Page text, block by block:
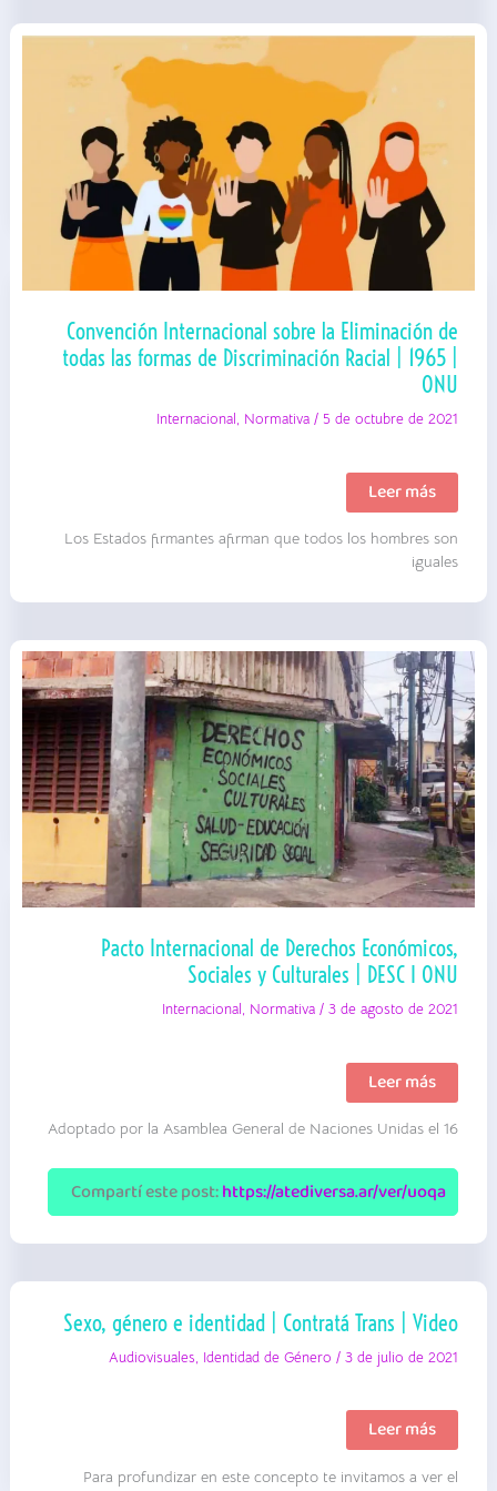
ONU
|
Plan
de
acción
Convención Internacional sobre la Eliminación de
todas las formas de Discriminación Racial | 1965 |
ONU
Internacional, Normativa /5 de octubre de 2021
Convención
Internacional
sobre
la
Eliminación
todas
de
Discriminación
Racial
|
1965
|
ONU
Leer más
Los Estados firmantes afirman que todos los hombres son
iguales
Pacto Internacional de Derechos Económicos,
Sociales y Culturales | DESC I ONU
Internacional, Normativa /3 de agosto de 2021
Pacto
Internacional
Derechos
Sociales
y
Culturales
|
DESC
ONU
Leer más
Adoptado por la Asamblea General de Naciones Unidas el 16
Compartí este post:https://atediversa.ar/ver/uoqa
Sexo, género e identidad | Contratá Trans | Video
Audiovisuales, Identidad de Género /3 de julio de 2021
Sexo,
género
identidad
Leer más
Para profundizar en este concepto te invitamos a ver el